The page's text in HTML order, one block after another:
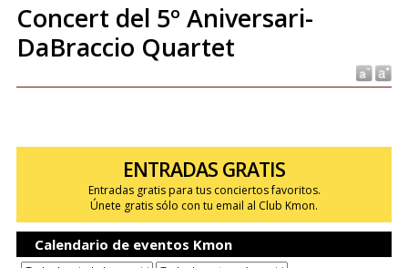
Concert del 5º Aniversari-
DaBraccio Quartet
ENTRADAS GRATIS
Entradas gratis para tus conciertos favoritos.
Únete gratis sólo con tu email al Club Kmon.
Calendario de eventos Kmon